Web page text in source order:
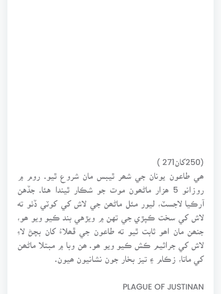
(250کان271 )
ھي طاعون يونان جي شھر ٿيبس مان شروع ٿيو. روم ۾
روزانو 5 ھزار ماڻھون موت جو شڪار ٿيندا هئا. جڏهن
آرڪيا لاجسٽ، ليور مئل ماڻھن جي لاش کي کوٽي ڏٺو ته
لاش کي سخت ڪپڙي جي تهن ۾ ويڙهي بند ڪيو ويو ھو،
جنھن مان اھو ثابت ٿيو ته طاعون جي ڦھلاءُ کان بچڻ لاءِ
لاش کي جراثيم ڪش ڪيو ويو ھو. ھن وبا ۾ مبتلا ماڻھن
کي ماتا، زڪام ۽ تيز بخار جون نشانيون ھيون.
PLAGUE OF JUSTINAN